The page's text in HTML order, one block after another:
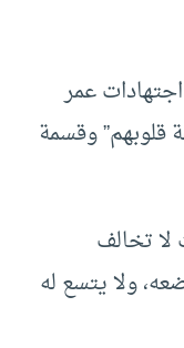
عمر
قلوبهم” وقسمة
لا تخالف
ولا يتسع له